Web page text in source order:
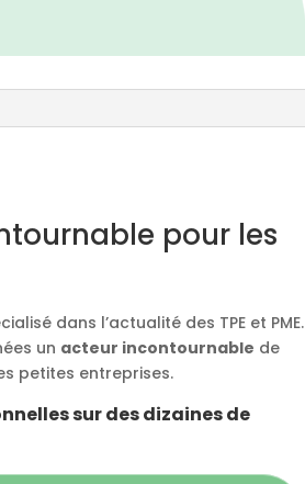
pour les
dans l’actualité des TPE et PME.
un acteur incontournable de
petites entreprises.
sur des dizaines de